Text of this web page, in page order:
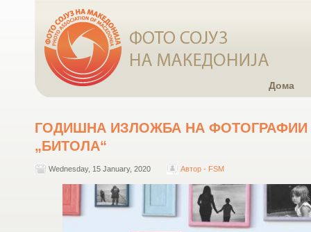
Дома
ГОДИШНА ИЗЛОЖБА НА ФОТОГРАФИИ
„БИТОЛА“
Wednesday, 15 January, 2020 Автор - FSM